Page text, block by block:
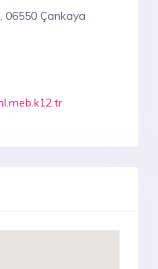
06550 Çankaya